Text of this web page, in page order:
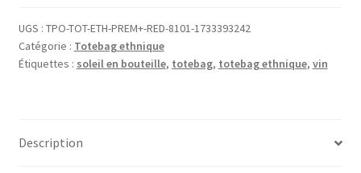
Vin
UGS : TPO-TOT-ETH-PREM+-RED-8101-1733393242
Catégorie : Totebag ethnique
Étiquettes : soleil en bouteille, totebag, totebag ethnique, vin
Description